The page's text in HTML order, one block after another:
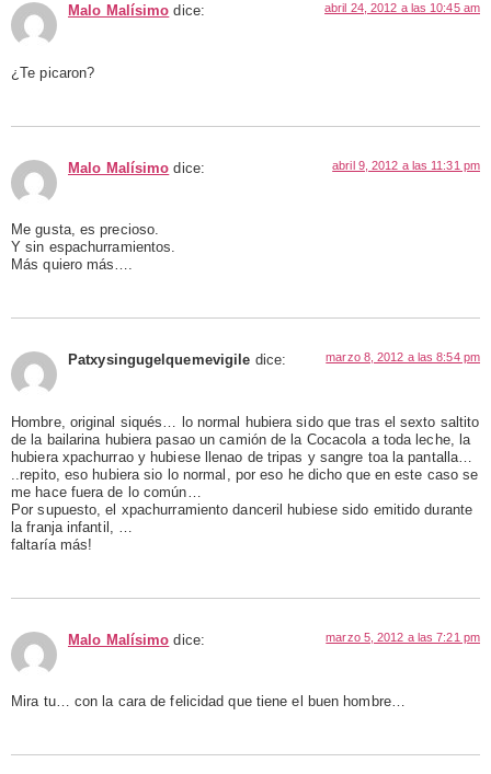
Malo Malísimo dice: abril 24, 2012 a las 10:45 am
¿Te picaron?
Malo Malísimo dice: abril 9, 2012 a las 11:31 pm
Me gusta, es precioso.
Y sin espachurramientos.
Más quiero más….
Patxysingugelquemevigile dice: marzo 8, 2012 a las 8:54 pm
Hombre, original siqués… lo normal hubiera sido que tras el sexto saltito
de la bailarina hubiera pasao un camión de la Cocacola a toda leche, la
hubiera xpachurrao y hubiese llenao de tripas y sangre toa la pantalla…
..repito, eso hubiera sio lo normal, por eso he dicho que en este caso se
me hace fuera de lo común…
Por supuesto, el xpachurramiento danceril hubiese sido emitido durante
la franja infantil, …
faltaría más!
Malo Malísimo dice: marzo 5, 2012 a las 7:21 pm
Mira tu… con la cara de felicidad que tiene el buen hombre…